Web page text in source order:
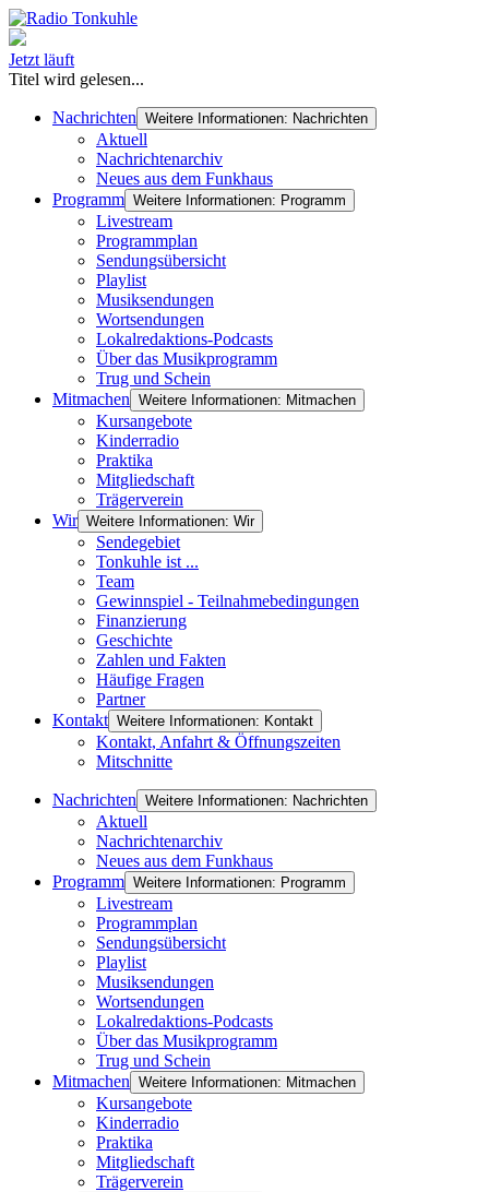
Jetzt läuft
Titel wird gelesen...
Nachrichten Weitere Informationen: Nachrichten
Aktuell
Nachrichtenarchiv
Neues aus dem Funkhaus
Programm Weitere Informationen: Programm
Livestream
Programmplan
Sendungsübersicht
Playlist
Musiksendungen
Wortsendungen
Lokalredaktions-Podcasts
Über das Musikprogramm
Trug und Schein
Mitmachen Weitere Informationen: Mitmachen
Kursangebote
Kinderradio
Praktika
Mitgliedschaft
Trägerverein
Wir Weitere Informationen: Wir
Sendegebiet
Tonkuhle ist ...
Team
Gewinnspiel - Teilnahmebedingungen
Finanzierung
Geschichte
Zahlen und Fakten
Häufige Fragen
Partner
Kontakt Weitere Informationen: Kontakt
Kontakt, Anfahrt & Öffnungszeiten
Mitschnitte
Nachrichten Weitere Informationen: Nachrichten
Aktuell
Nachrichtenarchiv
Neues aus dem Funkhaus
Programm Weitere Informationen: Programm
Livestream
Programmplan
Sendungsübersicht
Playlist
Musiksendungen
Wortsendungen
Lokalredaktions-Podcasts
Über das Musikprogramm
Trug und Schein
Mitmachen Weitere Informationen: Mitmachen
Kursangebote
Kinderradio
Praktika
Mitgliedschaft
Trägerverein